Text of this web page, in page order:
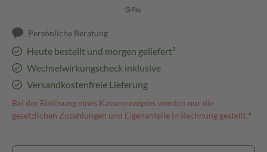
Persönliche Beratung
Heute bestellt und morgen geliefert³
Wechselwirkungscheck inklusive
Versandkostenfreie Lieferung
Bei der Einlösung eines Kassenrezeptes werden nur die
gesetzlichen Zuzahlungen und Eigenanteile in Rechnung gestellt.⁴